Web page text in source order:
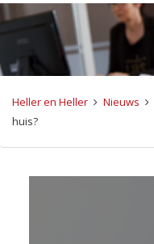
Heller en Heller Nieuws
huis?